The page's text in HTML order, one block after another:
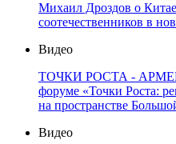
Михаил Дроздов о
соотечественников в
Видео
ТОЧКИ РОСТА -
форуме «Точки Роста:
на пространстве
Видео